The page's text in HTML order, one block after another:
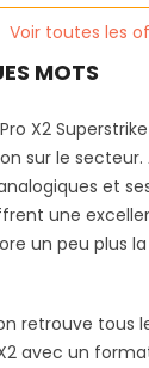
Voir toutes les
MOTS
X2
sur le secteur.
et
une
un peu plus
retrouve tous
avec un